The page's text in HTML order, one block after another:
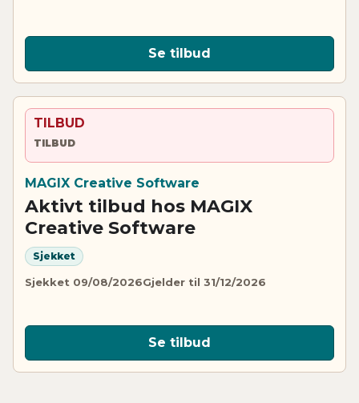
Se tilbud
TILBUD
TILBUD
MAGIX Creative Software
Aktivt tilbud hos MAGIX
Creative Software
Sjekket
Sjekket 09/08/2026Gjelder til 31/12/2026
Se tilbud